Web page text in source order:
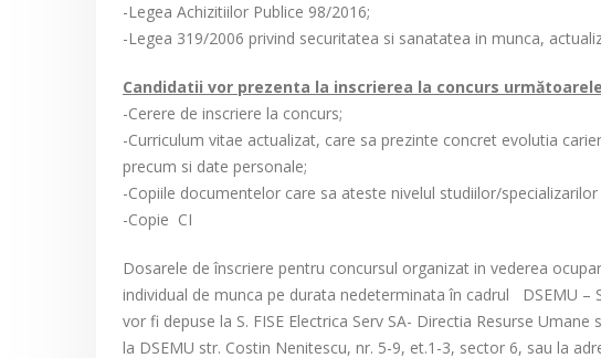
-Legea Achizitiilor Publice 98/2016;
-Legea 319/2006 privind securitatea si sanatatea in munca,
Candidatii vor prezenta la inscrierea la concurs
-Cerere de inscriere la concurs;
-Curriculum vitae actualizat, care sa prezinte concret evolutia
precum si date personale;
-Copiile documentelor care sa ateste nivelul studiilor/
-Copie CI
Dosarele de înscriere pentru concursul organizat in vederea
individual de munca pe durata nedeterminata în cadrul DSEMU
vor fi depuse la S. FISE Electrica Serv SA- Directia Resurse
la DSEMU str. Costin Nenitescu, nr. 5-9, et.1-3, sector 6, sau la